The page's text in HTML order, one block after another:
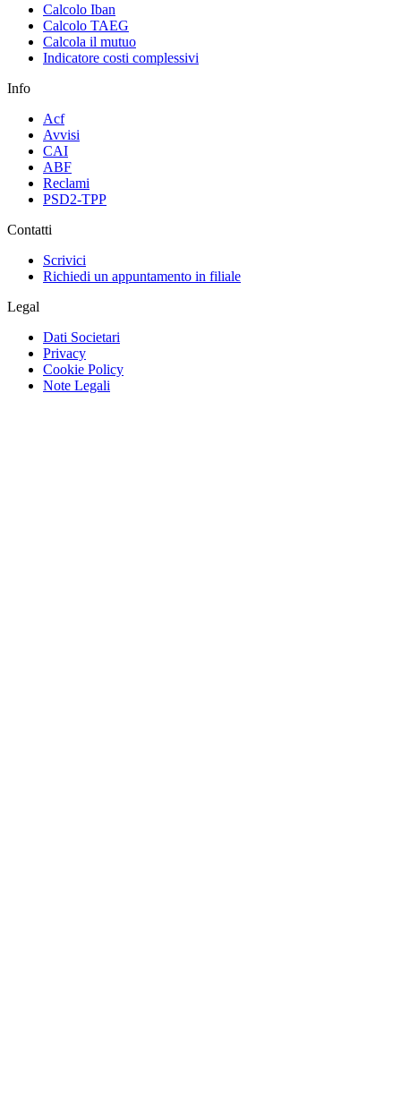
Calcolo Iban
Calcolo TAEG
Calcola il mutuo
Indicatore costi complessivi
Info
Acf
Avvisi
CAI
ABF
Reclami
PSD2-TPP
Contatti
Scrivici
Richiedi un appuntamento in filiale
Legal
Dati Societari
Privacy
Cookie Policy
Note Legali